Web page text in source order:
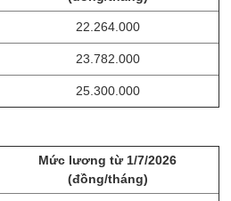
22.264.000
23.782.000
25.300.000
Mức lương từ 1/7/2026
(đồng/tháng)